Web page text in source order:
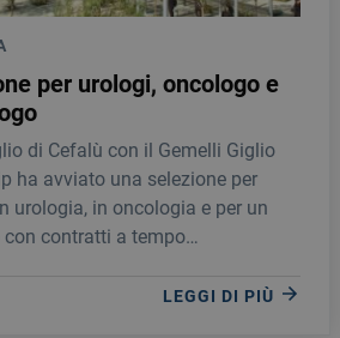
per urologi, oncologo e
di Cefalù con il Gemelli Giglio
ha avviato una selezione per
urologia, in oncologia e per un
contratti a tempo
LEGGI DI PIÙ